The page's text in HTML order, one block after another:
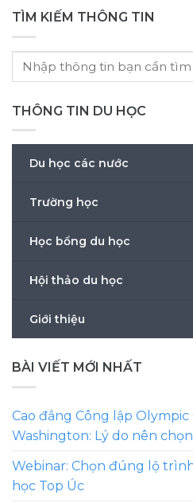
TÌM KIẾM THÔNG TIN
THÔNG TIN DU HỌC
Du học các nước
Trường học
Học bổng du học
Hội thảo du học
Giới thiệu
BÀI VIẾT MỚI NHẤT
Cao đẳng Công lập Olympic
Washington: Lý do nên
Webinar: Chọn đúng lộ
học Top Úc